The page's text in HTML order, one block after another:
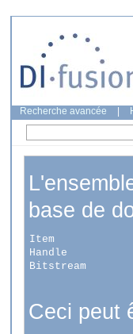
Recherche avancée
base de
Item
Handle
Bitstream
Ceci peut